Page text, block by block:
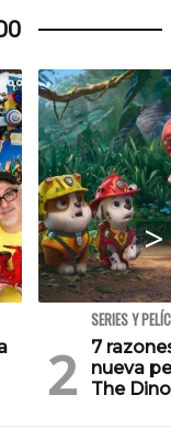
SERIES Y
7
nueva
The